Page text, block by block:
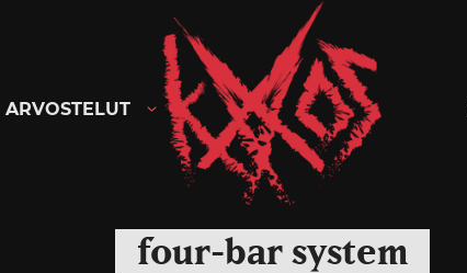
Kaaoszine
ARVOSTELUT
four-bar system